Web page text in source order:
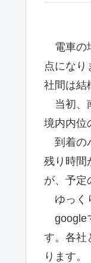
電車の
点になり
社間は結
当初、
境内内位
到着の
残り時間
が、予定
ゆっく
google
す。各社
ります。